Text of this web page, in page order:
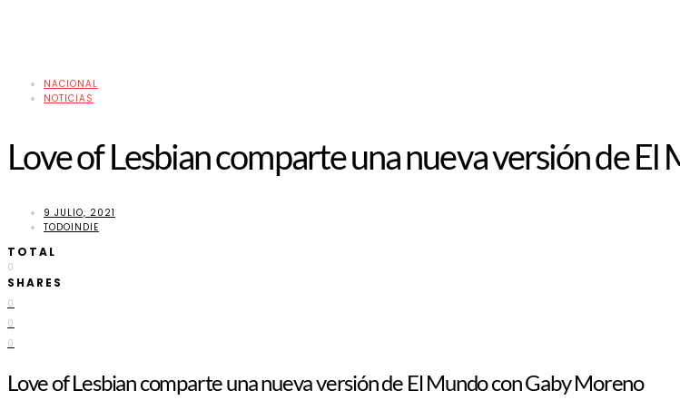
NACIONAL
NOTICIAS
Love of Lesbian comparte una nueva versión de El
9 JULIO, 2021
TODOINDIE
TOTAL
0
SHARES
0
0
0
Love of Lesbian comparte una nueva versión de El Mundo con Gaby Moreno